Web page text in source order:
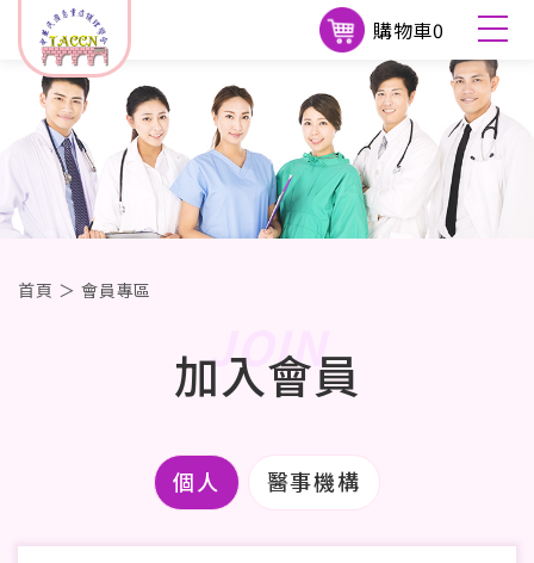
購物車0
首頁 ＞會員專區
加入會員
JOIN
個人 醫事機構